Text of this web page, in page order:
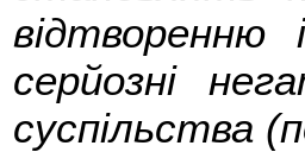
серйозні
суспільства